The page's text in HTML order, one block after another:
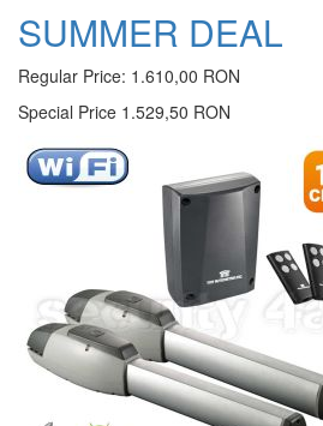
SUMMER DEAL
Regular Price: 1.610,00 RON
Special Price 1.529,50 RON